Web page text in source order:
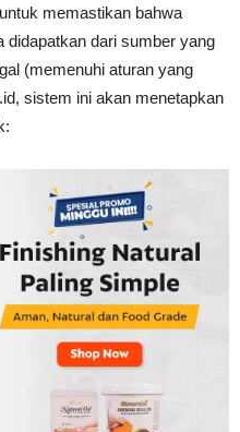
memastikan bahwa
didapatkan dari sumber yang
(memenuhi aturan yang
sistem ini akan menetapkan